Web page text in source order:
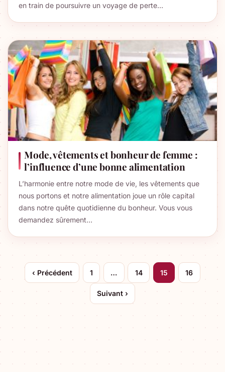
en train de poursuivre un voyage de perte…
Mode, vêtements et bonheur de femme :
l’influence d’une bonne alimentation
L’harmonie entre notre mode de vie, les vêtements que
nous portons et notre alimentation joue un rôle capital
dans notre quête quotidienne du bonheur. Vous vous
demandez sûrement…
Pagination
des
‹ Précédent 1 … 14 15 16
Suivant ›